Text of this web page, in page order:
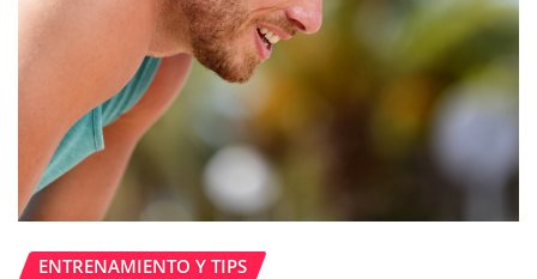
ENTRENAMIENTO Y TIPS